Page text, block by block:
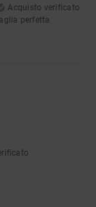
Acquisto verificato
perfetta